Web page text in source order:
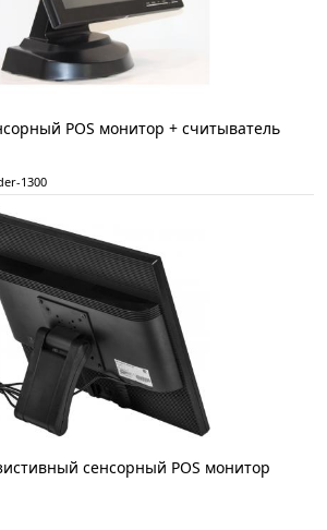
POS монитор + считыватель
1300
сенсорный POS монитор